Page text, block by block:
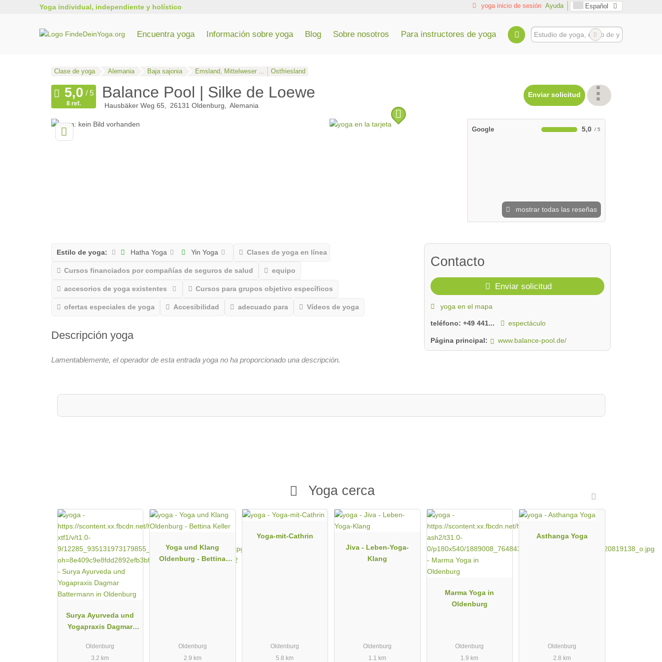
Yoga individual, independiente y holístico yoga inicio de sesión Ayuda Español
Encuentra yoga Información sobre yoga Blog Sobre nosotros Para instructores de yoga
Clase de yoga Alemania Baja sajonia Emsland, Mittelweser ... Ostfriesland
Balance Pool | Silke de Loewe
Hausbäker Weg 65 26131 Oldenburg Alemania
Enviar solicitud
8 ref.
Google 5,0
mostrar todas las reseñas
Estilo de yoga: Hatha Yoga Yin Yoga Clases de yoga en línea
Cursos financiados por compañías de seguros de salud equipo
accesorios de yoga existentes Cursos para grupos objetivo específicos
ofertas especiales de yoga Accesibilidad adecuado para Vídeos de yoga
Descripción yoga
Lamentablemente, el operador de esta entrada yoga no ha proporcionado una descripción.
Contacto
Enviar solicitud
yoga en el mapa
teléfono:+49 441... espectáculo
Página principal: www.balance-pool.de/
Yoga cerca
Surya Ayurveda und
Yogapraxis Dagmar
Oldenburg
Oldenburg
3.2 km
Yoga und Klang
Oldenburg - Bettina
Oldenburg
2.9 km
Yoga-mit-Cathrin
Oldenburg
5.8 km
Jiva - Leben-Yoga-
Klang
Oldenburg
1.1 km
Marma Yoga in
Oldenburg
Oldenburg
1.9 km
Asthanga Yoga
Oldenburg
2.8 km